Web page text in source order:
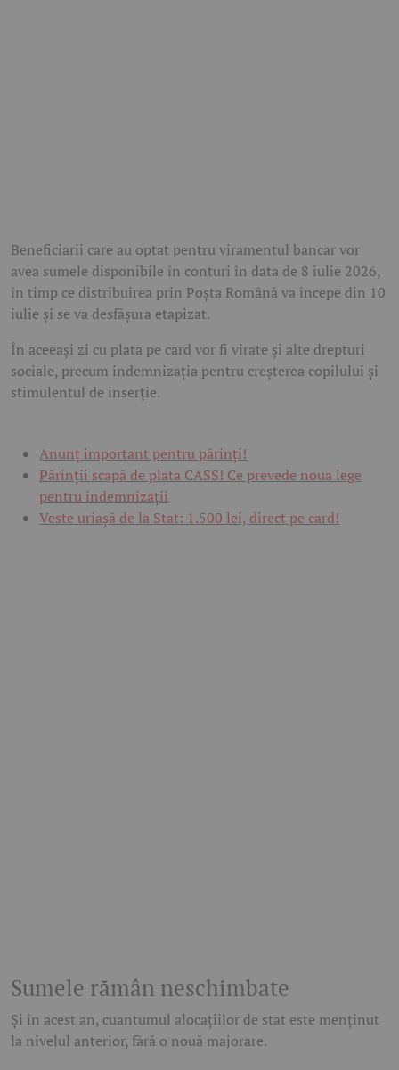
Beneficiarii care au optat pentru viramentul bancar vor
avea sumele disponibile în conturi în data de 8 iulie 2026,
în timp ce distribuirea prin Poșta Română va începe din 10
iulie și se va desfășura etapizat.
În aceeași zi cu plata pe card vor fi virate și alte drepturi
sociale, precum indemnizația pentru creșterea copilului și
stimulentul de inserție.
Anunț important pentru părinți!
Părinții scapă de plata CASS! Ce prevede noua lege
pentru indemnizații
Veste uriașă de la Stat: 1.500 lei, direct pe card!
Sumele rămân neschimbate
Și în acest an, cuantumul alocațiilor de stat este menținut
la nivelul anterior, fără o nouă majorare.